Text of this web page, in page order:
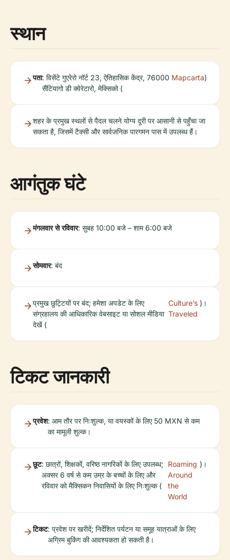
स्थान
पता: विसेंटे गुएरेरो नॉर्ट 23, ऐतिहासिक केंद्र, 76000
सैंटियागो डी क्वेरेटारो, मेक्सिको (
Mapcarta)
शहर के प्रमुख स्थलों से पैदल चलने योग्य दूरी पर आसानी से पहुँचा जा
सकता है, जिसमें टैक्सी और सार्वजनिक पारगमन पास में उपलब्ध हैं।
आगंतुक घंटे
मंगलवार से रविवार: सुबह 10:00 बजे – शाम 6:00 बजे
सोमवार: बंद
प्रमुख छुट्टियों पर बंद; हमेशा अपडेट के लिए
संग्रहालय की आधिकारिक वेबसाइट या सोशल मीडिया
देखें (
Culture’s
Traveled
)।
टिकट जानकारी
प्रवेश: आम तौर पर निःशुल्क, या वयस्कों के लिए 50 MXN से कम
का मामूली शुल्क।
छूट: छात्रों, शिक्षकों, वरिष्ठ नागरिकों के लिए उपलब्ध;
अक्सर 6 वर्ष से कम उम्र के बच्चों के लिए और
रविवार को मैक्सिकन निवासियों के लिए निःशुल्क (
Roaming
Around
the
World
)।
टिकट: प्रवेश पर खरीदें; निर्देशित पर्यटन या समूह यात्राओं के लिए
अग्रिम बुकिंग की आवश्यकता हो सकती है।